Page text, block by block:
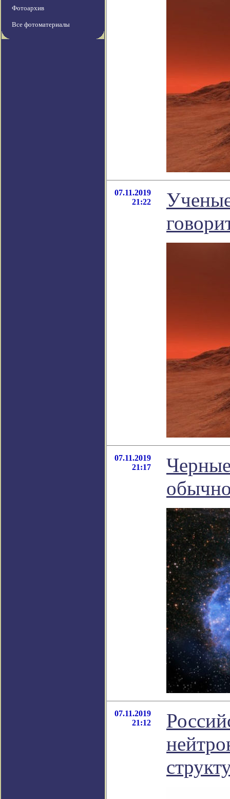
Фотоархив
Все фотоматериалы
07.11.2019
21:22
07.11.2019
21:17
07.11.2019
21:12